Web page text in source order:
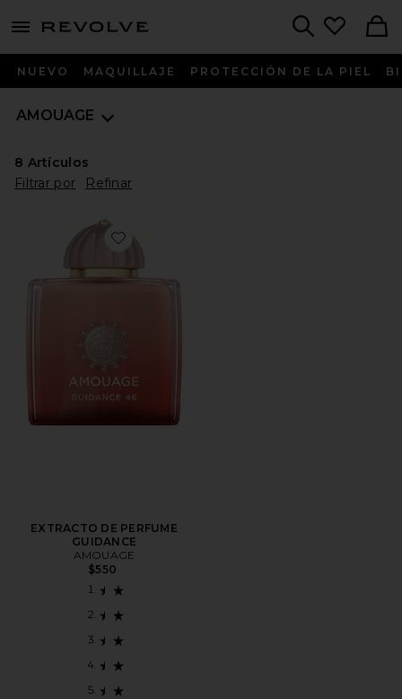
menu - shows more content
NUEVO MAQUILLAJE PROTECCIÓN DE LA PIEL
AMOUAGE
8 Artículos
Filtrar por
Refinar
Favorite EXTRACTO DE PERFUME GUIDANCE
EXTRACTO DE PERFUME
GUIDANCE
AMOUAGE
$550